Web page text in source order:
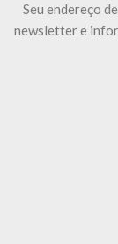
Seu endereço
newsletter e